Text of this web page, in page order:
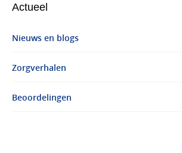
Actueel
Nieuws en blogs
Zorgverhalen
Beoordelingen